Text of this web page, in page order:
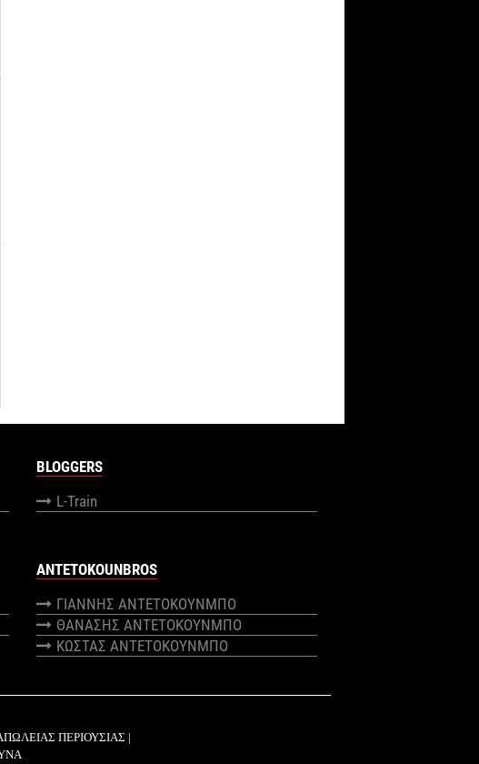
BLOGGERS
L-Train
ANTETOKOUNBROS
ΓΙΑΝΝΗΣ ΑΝΤΕΤΟΚΟΥΝΜΠΟ
ΘΑΝΑΣΗΣ ΑΝΤΕΤΟΚΟΥΝΜΠΟ
ΚΩΣΤΑΣ ΑΝΤΕΤΟΚΟΥΝΜΠΟ